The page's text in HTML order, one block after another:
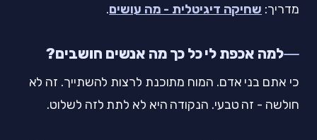
מדריך: שחיקה דיגיטלית - מה עושים.
למה אכפת לי כל כך מה אנשים חושבים?
כי אתם בני אדם. המוח מתוכנת לרצות להשתייך. זה לא
חולשה - זה טבעי. הנקודה היא לא לתת לזה לשלוט.